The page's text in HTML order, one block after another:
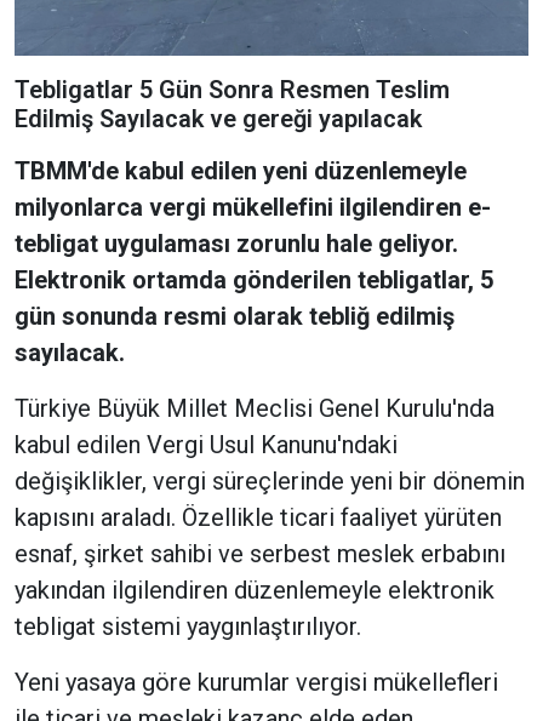
Tebligatlar 5 Gün Sonra Resmen Teslim
Edilmiş Sayılacak ve gereği yapılacak
TBMM'de kabul edilen yeni düzenlemeyle
milyonlarca vergi mükellefini ilgilendiren e-
tebligat uygulaması zorunlu hale geliyor.
Elektronik ortamda gönderilen tebligatlar, 5
gün sonunda resmi olarak tebliğ edilmiş
sayılacak.
Türkiye Büyük Millet Meclisi Genel Kurulu'nda
kabul edilen Vergi Usul Kanunu'ndaki
değişiklikler, vergi süreçlerinde yeni bir dönemin
kapısını araladı. Özellikle ticari faaliyet yürüten
esnaf, şirket sahibi ve serbest meslek erbabını
yakından ilgilendiren düzenlemeyle elektronik
tebligat sistemi yaygınlaştırılıyor.
Yeni yasaya göre kurumlar vergisi mükellefleri